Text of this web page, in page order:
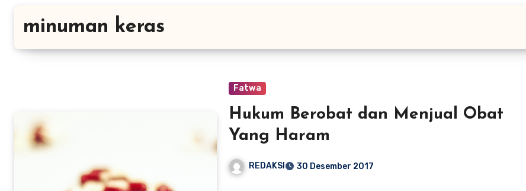
minuman keras
Fatwa
Hukum Berobat dan Menjual Obat
Yang Haram
REDAKSI 30 Desember 2017